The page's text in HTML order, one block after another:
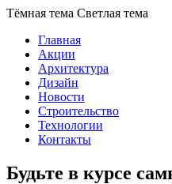
Тёмная тема Светлая тема
Главная
Акции
Архитектура
Дизайн
Новости
Строительство
Технологии
Контакты
Будьте в курсе